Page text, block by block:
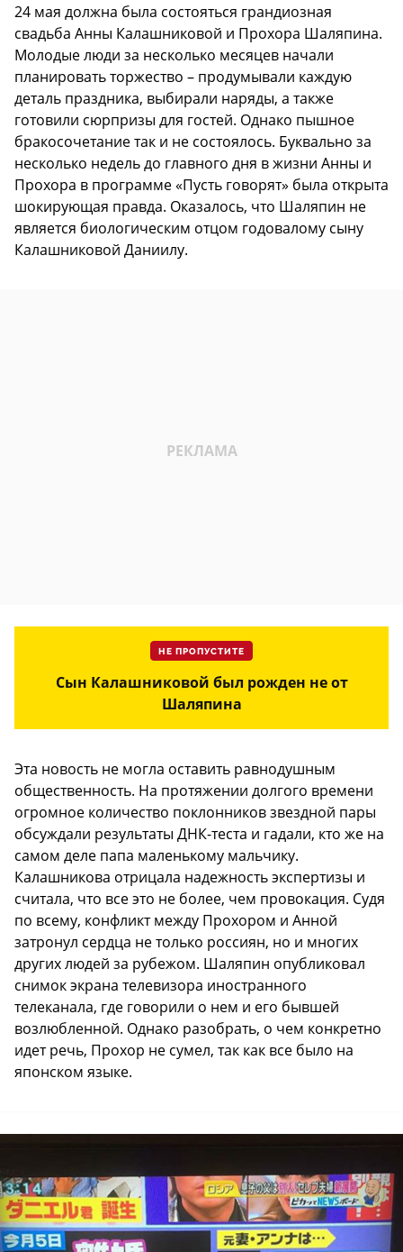
24 мая должна была состояться грандиозная
свадьба Анны Калашниковой и Прохора Шаляпина.
Молодые люди за несколько месяцев начали
планировать торжество – продумывали каждую
деталь праздника, выбирали наряды, а также
готовили сюрпризы для гостей. Однако пышное
бракосочетание так и не состоялось. Буквально за
несколько недель до главного дня в жизни Анны и
Прохора в программе «Пусть говорят» была открыта
шокирующая правда. Оказалось, что Шаляпин не
является биологическим отцом годовалому сыну
Калашниковой Даниилу.
НЕ ПРОПУСТИТЕ
Сын Калашниковой был рожден не от
Шаляпина
Эта новость не могла оставить равнодушным
общественность. На протяжении долгого времени
огромное количество поклонников звездной пары
обсуждали результаты ДНК-теста и гадали, кто же на
самом деле папа маленькому мальчику.
Калашникова отрицала надежность экспертизы и
считала, что все это не более, чем провокация. Судя
по всему, конфликт между Прохором и Анной
затронул сердца не только россиян, но и многих
других людей за рубежом. Шаляпин опубликовал
снимок экрана телевизора иностранного
телеканала, где говорили о нем и его бывшей
возлюбленной. Однако разобрать, о чем конкретно
идет речь, Прохор не сумел, так как все было на
японском языке.